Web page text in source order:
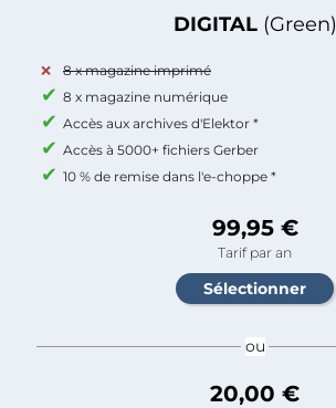
DIGITAL (Green)
8 x magazine imprimé
8 x magazine numérique
Accès aux archives d'Elektor *
Accès à 5000+ fichiers Gerber
10 % de remise dans l'e-choppe *
99,95 €
Tarif par an
ou
20,00 €